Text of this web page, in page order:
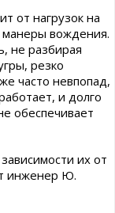
от нагрузок на
вождения.
не разбирая
резко
часто невпопад,
и долго
обеспечивает
их от
инженер Ю.